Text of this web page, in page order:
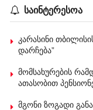
საინტერესოა
კარასინი
დარჩება”
მომსახურების
ათასობით
მგონი ზოგადი